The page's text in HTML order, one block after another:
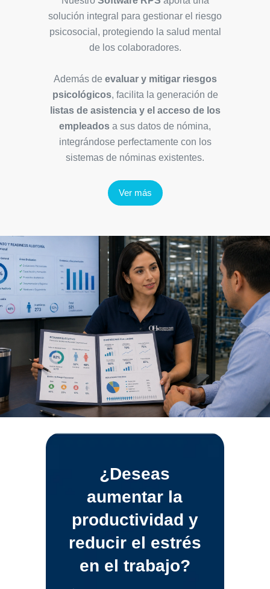
solución integral para gestionar el riesgo
psicosocial, protegiendo la salud mental
de los colaboradores.
Además de evaluar y mitigar riesgos
psicológicos, facilita la generación de
listas de asistencia y el acceso de los
empleados a sus datos de nómina,
integrándose perfectamente con los
sistemas de nóminas existentes.
Ver más
¿Deseas
aumentar la
productividad y
reducir el estrés
en el trabajo?